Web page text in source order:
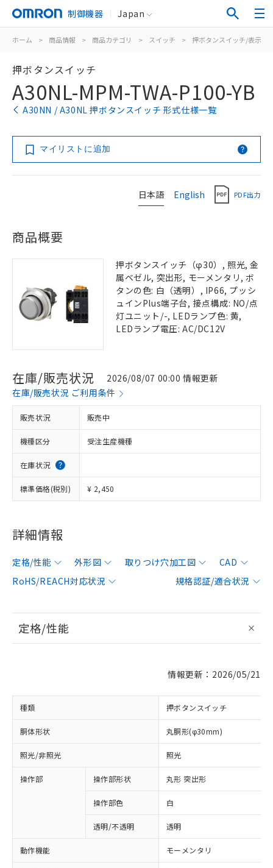
制御機器 Japan
ホーム > 商品情報 > 商品カテゴリ > スイッチ > 押ボタンスイッチ/表示灯
押ボタンスイッチ
A30NL-MPM-TWA-P100-YB
A30NN / A30NL 押ボタンスイッチ 形式仕様一覧
マイリストに追加
日本語 English PDF出力
商品概要
押ボタンスイッチ（φ30）, 照光, 金
属ベゼル, 突出形, モーメンタリ, ボ
タンの色: 白（透明）, IP66, プッシ
ュインPlus端子台, 接点構成: NO/点
灯ユニット/-, LEDランプ色: 黄,
LEDランプ電圧: AC/DC12V
在庫/販売状況
2026/08/07 00:00 情報更新
在庫/販売状況 ご利用条件
販売状況 販売中
機種区分 受注生産機種
在庫状況
標準価格(税別) ¥ 2,450
詳細情報
定格/性能 外形図 取りつけ穴加工図
CAD
RoHS/REACH対応状況
規格認証/適合状況
定格/性能
情報更新：2026/05/21
種類 押ボタンスイッチ
胴体形状 丸胴形(φ30mm)
照光/非照光 照光
操作部 操作部形状 丸形 突出形
操作部色 白
透明/不透明 透明
動作機能 モーメンタリ